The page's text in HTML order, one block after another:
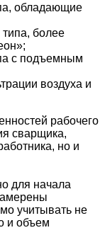
обладающие
более
с подъемным
воздуха и
рабочего
сварщика,
но и
для начала
учитывать не
и объем